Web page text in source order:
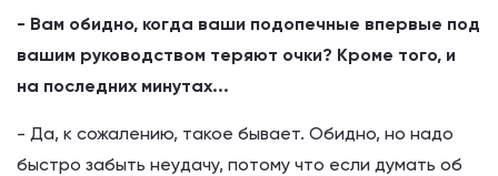
- Вам обидно, когда ваши подопечные впервые под
вашим руководством теряют очки? Кроме того, и
на последних минутах...
- Да, к сожалению, такое бывает. Обидно, но надо
быстро забыть неудачу, потому что если думать об